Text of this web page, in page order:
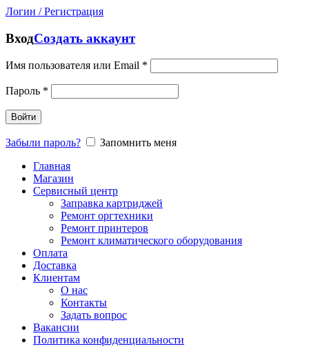
Логин / Регистрация
ВходСоздать аккаунт
Имя пользователя или Email *
Пароль *
Войти
Забыли пароль?
Запомнить меня
Главная
Магазин
Сервисный центр
Заправка картриджей
Ремонт оргтехники
Ремонт принтеров
Ремонт климатического оборудования
Оплата
Доставка
Клиентам
О нас
Контакты
Задать вопрос
Вакансии
Политика конфиденциальности